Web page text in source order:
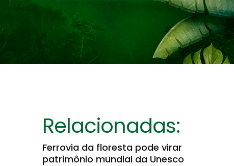
Relacionadas:
Ferrovia da floresta pode virar
patrimônio mundial da Unesco